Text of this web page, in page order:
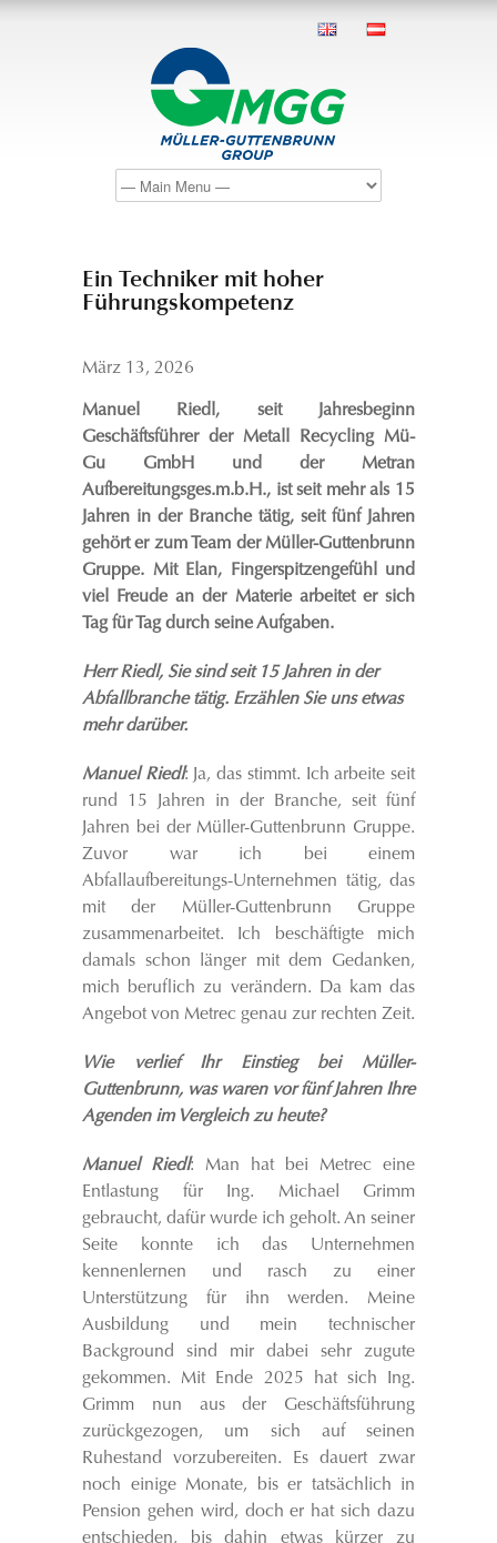
Ein Techniker mit hoher
Führungskompetenz
März 13, 2026
Manuel Riedl, seit Jahresbeginn
Geschäftsführer der Metall Recycling Mü-
Gu GmbH und der Metran
Aufbereitungsges.m.b.H., ist seit mehr als 15
Jahren in der Branche tätig, seit fünf Jahren
gehört er zum Team der Müller-Guttenbrunn
Gruppe. Mit Elan, Fingerspitzengefühl und
viel Freude an der Materie arbeitet er sich
Tag für Tag durch seine Aufgaben.
Herr Riedl, Sie sind seit 15 Jahren in der
Abfallbranche tätig. Erzählen Sie uns etwas
mehr darüber.
Manuel Riedl: Ja, das stimmt. Ich arbeite seit
rund 15 Jahren in der Branche, seit fünf
Jahren bei der Müller-Guttenbrunn Gruppe.
Zuvor war ich bei einem
Abfallaufbereitungs-Unternehmen tätig, das
mit der Müller-Guttenbrunn Gruppe
zusammenarbeitet. Ich beschäftigte mich
damals schon länger mit dem Gedanken,
mich beruflich zu verändern. Da kam das
Angebot von Metrec genau zur rechten Zeit.
Wie verlief Ihr Einstieg bei Müller-
Guttenbrunn, was waren vor fünf Jahren Ihre
Agenden im Vergleich zu heute?
Manuel Riedl: Man hat bei Metrec eine
Entlastung für Ing. Michael Grimm
gebraucht, dafür wurde ich geholt. An seiner
Seite konnte ich das Unternehmen
kennenlernen und rasch zu einer
Unterstützung für ihn werden. Meine
Ausbildung und mein technischer
Background sind mir dabei sehr zugute
gekommen. Mit Ende 2025 hat sich Ing.
Grimm nun aus der Geschäftsführung
zurückgezogen, um sich auf seinen
Ruhestand vorzubereiten. Es dauert zwar
noch einige Monate, bis er tatsächlich in
Pension gehen wird, doch er hat sich dazu
entschieden, bis dahin etwas kürzer zu